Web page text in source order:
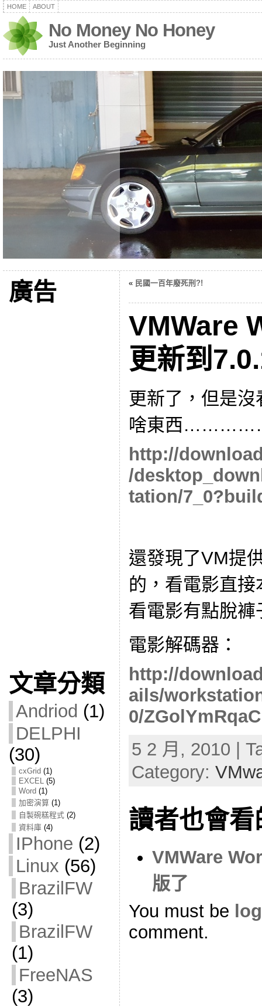
HOME ABOUT
No Money No Honey
Just Another Beginning
廣告
文章分類
Andriod (1)
DELPHI
(30)
cxGrid (1)
EXCEL(5)
Word (1)
加密演算(1)
自製碗糕程式(2)
資料庫(4)
IPhone (2)
Linux (56)
BrazilFW
(3)
BrazilFW
(1)
FreeNAS
(3)
« 民國一百年廢死刑?!
VMWare
更新到
更新了，但是
啥東西
http://
/
tation/
還發現了VM提
的，看電影直
看電影有點脫褲
電影解碼器：
http://
ails/
0/
5 2 月, 2010 |
Category:
讀者也會
VMWare
版了
You must be
comment.